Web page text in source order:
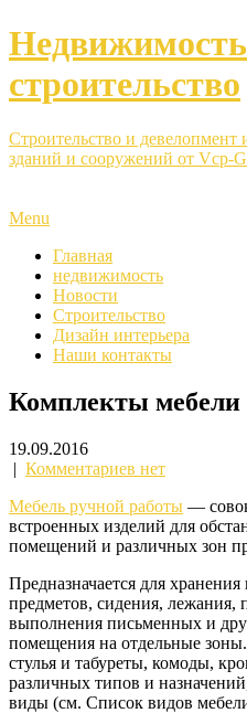
строительство
Строительство и
зданий и сооружений от Vcp-
Menu
Главная
недвижимость
Новости
Строительство
Дизайн интерьера
Наши контакты
Комплекты мебели
19.09.2016
| Комментариев нет
Мебель ручной работы —
встроенных изделий для
помещений и различных зон
Предназначается для
предметов, сидения, лежания,
выполнения письменных и
помещения на отдельные
стулья и табуреты, комоды,
различных типов и
виды (см. Список видов